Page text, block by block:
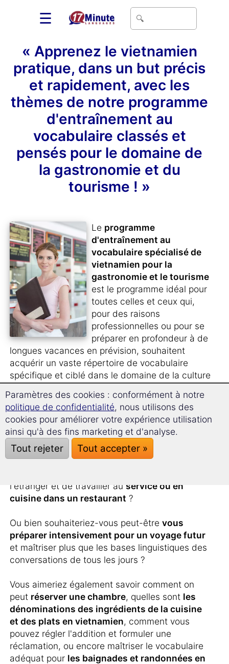
☰
« Apprenez le vietnamien
pratique, dans un but précis
et rapidement, avec les
thèmes de notre programme
d'entraînement au
vocabulaire classés et
pensés pour le domaine de
la gastronomie et du
tourisme ! »
Le programme
d'entraînement au
vocabulaire spécialisé de
vietnamien pour la
gastronomie et le tourisme
est le programme idéal pour
toutes celles et ceux qui,
pour des raisons
professionnelles ou pour se
préparer en profondeur à de
longues vacances en prévision, souhaitent
acquérir un vaste répertoire de vocabulaire
spécifique et ciblé dans le domaine de la culture
Vous travaillez dans la branche dutourisme
bien pour untour-opérateuret avez besoin
pour votre travail quotidien de maîtriser un
vocabulaire adapté en vietnamien ?
l'étranger et de travailler au service ou en
cuisine dans un restaurant ?
Ou bien souhaiteriez-vous peut-être vous
préparer intensivement pour un voyage futur
et maîtriser plus que les bases linguistiques des
conversations de tous les jours ?
Vous aimeriez également savoir comment on
peut réserver une chambre, quelles sont les
dénominations des ingrédients de la cuisine
et des plats en vietnamien, comment vous
pouvez régler l'addition et formuler une
réclamation, ou encore maîtriser le vocabulaire
adéquat pour les baignades et randonnées en
Paramètres des cookies : conformément à notre
politique de confidentialité, nous utilisons des
cookies pour améliorer votre expérience utilisation
ainsi qu'à des fins marketing et d'analyse.
Tout rejeter Tout accepter »